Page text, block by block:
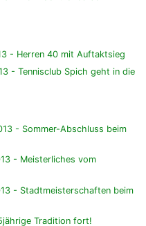
- Herren 40 mit Auftaktsieg
- Tennisclub Spich geht in die
- Sommer-Abschluss beim
- Meisterliches vom
- Stadtmeisterschaften beim
Tradition fort!